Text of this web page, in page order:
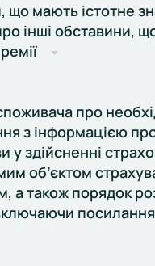
що мають істотне
інші обставини,
про
з інформацією
у здійсненні
об’єктом
а також порядок